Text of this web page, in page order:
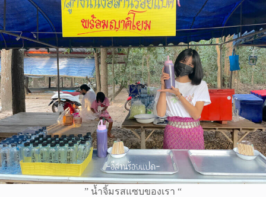
” น้ำจิ้มรสแซบของเรา “